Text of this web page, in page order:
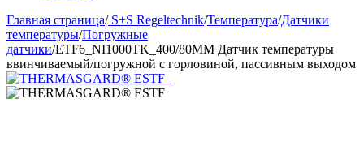
Главная страница/S+S Regeltechnik/Температура/Датчики
температуры/Погружные
датчики/ETF6_NI1000TK_400/80MM Датчик температуры
ввинчиваемый/погружной с горловиной, пассивным выходом